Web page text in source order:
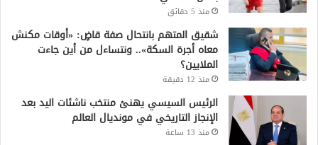
منذ 5 دقائق
شقيق المتهم بانتحال صفة قاضٍ: «أوقات مكنش
معاه أجرة السكة».. ونتساءل من أين جاءت
الملايين؟
منذ 12 دقيقة
الرئيس السيسي يهنئ منتخب ناشئات اليد بعد
الإنجاز التاريخي في مونديال العالم
منذ 13 ساعة